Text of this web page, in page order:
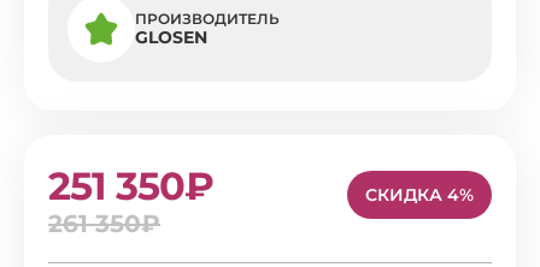
ПРОИЗВОДИТЕЛЬ
GLOSEN
251 350₽
261 350₽
СКИДКА 4%